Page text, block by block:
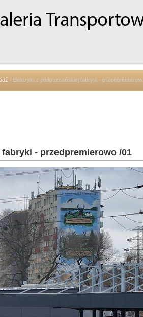
/ Elektryki z podpoznańskiej fabryki - przedpremierowo /01
- przedpremierowo /01